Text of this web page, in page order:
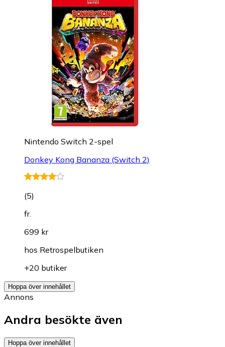
Nintendo Switch 2-spel
Donkey Kong Bananza (Switch 2)
(5)
fr.
699 kr
hos Retrospelbutiken
+20 butiker
Hoppa över innehållet
Annons
Andra besökte även
Hoppa över innehållet